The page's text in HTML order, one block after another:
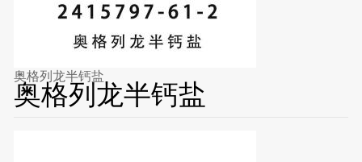
奥格列龙半钙盐
奥格列龙半钙盐